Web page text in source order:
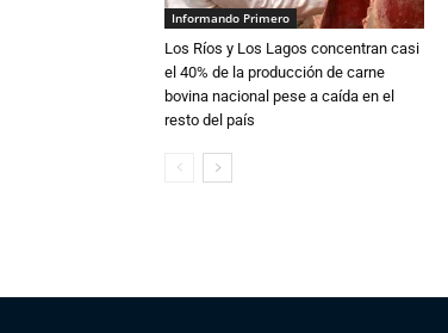
Informando Primero
Los Ríos y Los Lagos concentran casi
el 40% de la producción de carne
bovina nacional pese a caída en el
resto del país